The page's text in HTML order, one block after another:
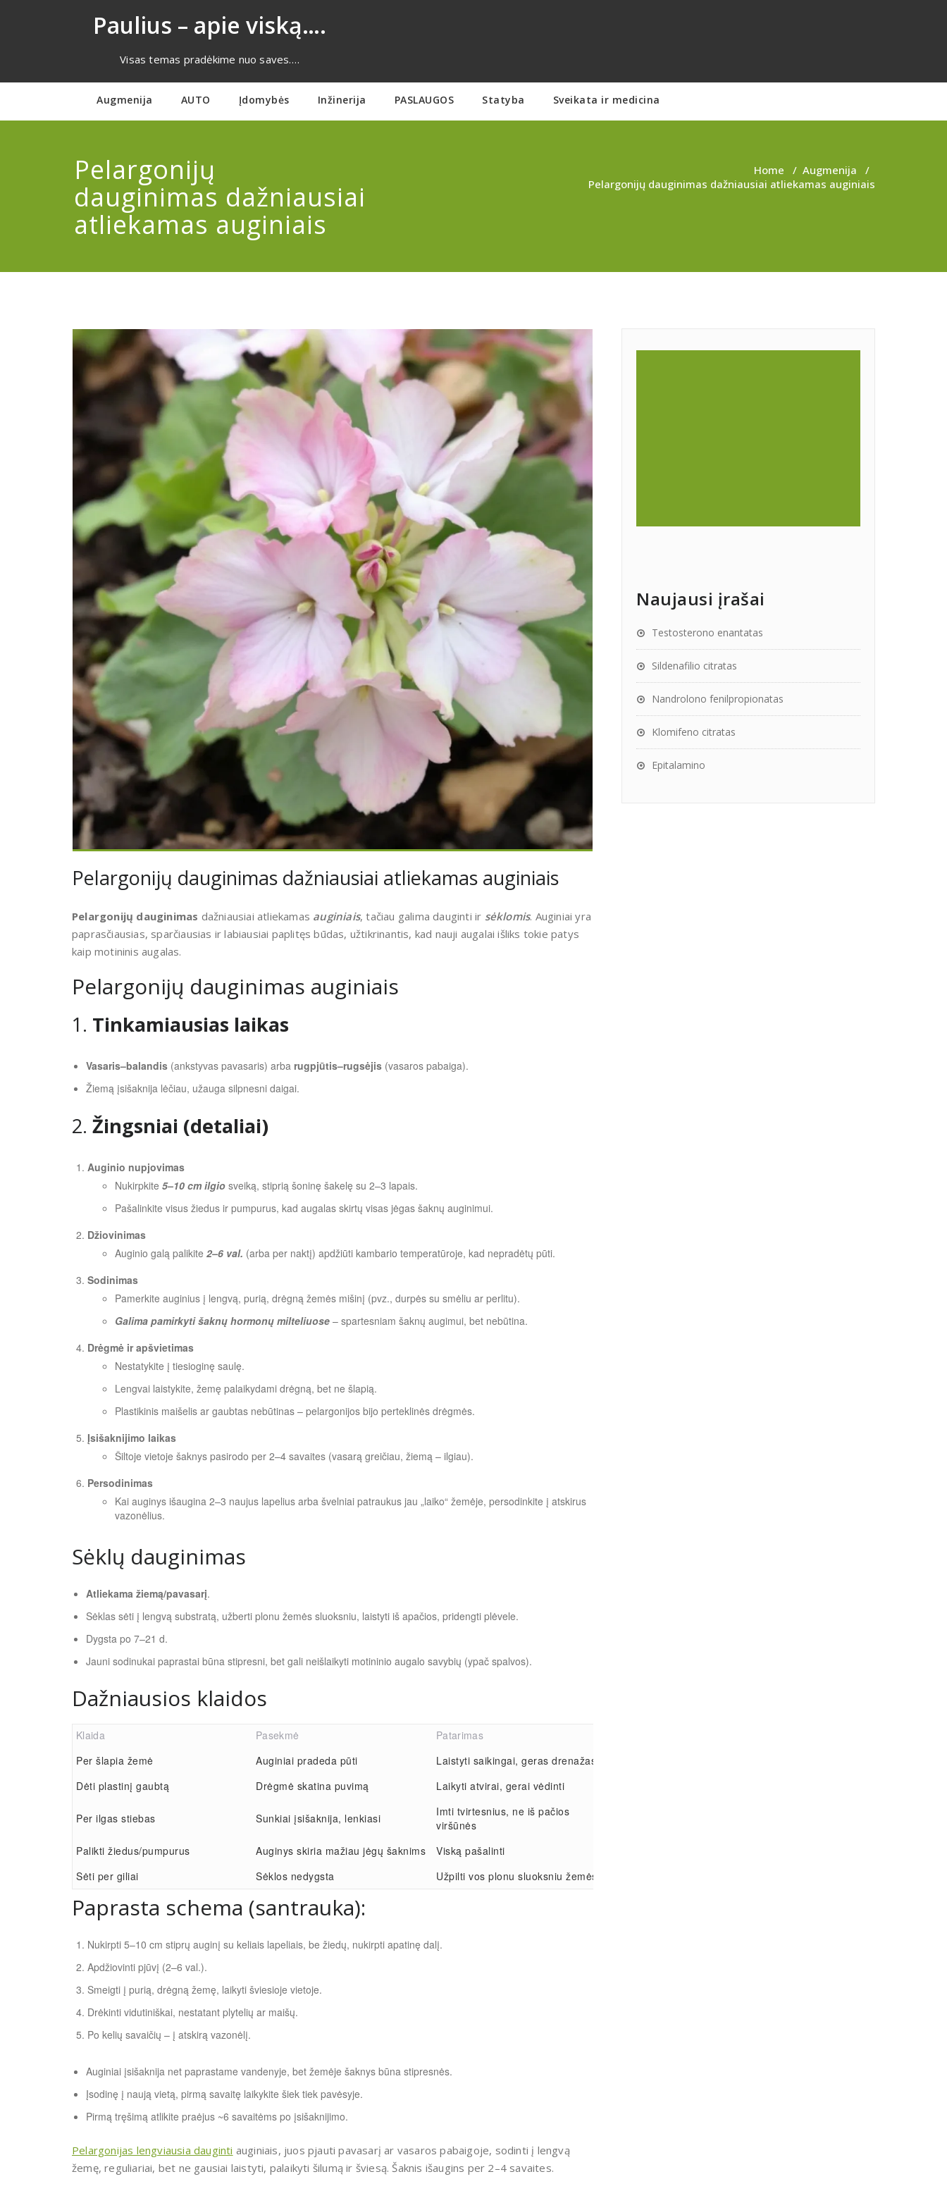
Paulius – apie viską….
Visas temas pradėkime nuo saves….
Augmenija AUTO Įdomybės Inžinerija PASLAUGOS Statyba Sveikata ir medicina
Pelargonijų
dauginimas dažniausiai
atliekamas auginiais
Home / Augmenija /
Pelargonijų dauginimas dažniausiai atliekamas auginiais
Pelargonijų dauginimas dažniausiai atliekamas auginiais
Pelargonijų dauginimas dažniausiai atliekamas auginiais, tačiau galima dauginti ir sėklomis. Auginiai yra
paprasčiausias, sparčiausias ir labiausiai paplitęs būdas, užtikrinantis, kad nauji augalai išliks tokie patys
kaip motininis augalas.
Pelargonijų dauginimas auginiais
1. Tinkamiausias laikas
Vasaris–balandis (ankstyvas pavasaris) arba rugpjūtis–rugsėjis (vasaros pabaiga).
Žiemą įsišaknija lėčiau, užauga silpnesni daigai.
2. Žingsniai (detaliai)
Auginio nupjovimas
Nukirpkite 5–10 cm ilgiosveiką, stiprią šoninę šakelę su 2–3 lapais.
Pašalinkite visus žiedus ir pumpurus, kad augalas skirtų visas jėgas šaknų auginimui.
Džiovinimas
Auginio galą palikite 2–6 val. (arba per naktį) apdžiūti kambario temperatūroje, kad nepradėtų pūti.
Sodinimas
Pamerkite auginius į lengvą, purią, drėgną žemės mišinį (pvz., durpės su smėliu ar perlitu).
Galima pamirkyti šaknų hormonų milteliuose– spartesniam šaknų augimui, bet nebūtina.
Drėgmė ir apšvietimas
Nestatykite į tiesioginę saulę.
Lengvai laistykite, žemę palaikydami drėgną, bet ne šlapią.
Plastikinis maišelis ar gaubtas nebūtinas – pelargonijos bijo perteklinės drėgmės.
Įsišaknijimo laikas
Šiltoje vietoje šaknys pasirodo per 2–4 savaites (vasarą greičiau, žiemą – ilgiau).
Persodinimas
Kai auginys išaugina 2–3 naujus lapelius arba švelniai patraukus jau „laiko“ žemėje, persodinkite į atskirus
vazonėlius.
Sėklų dauginimas
Atliekama žiemą/pavasarį.
Sėklas sėti į lengvą substratą, užberti plonu žemės sluoksniu, laistyti iš apačios, pridengti plėvele.
Dygsta po 7–21 d.
Jauni sodinukai paprastai būna stipresni, bet gali neišlaikyti motininio augalo savybių (ypač spalvos).
Dažniausios klaidos
Klaida Pasekmė
Patarimas
Per šlapia žemė
Auginiai pradeda pūti
Laistyti saikingai, geras drenažas
Dėti plastinį gaubtą
Drėgmė skatina puvimą Laikyti atvirai, gerai vėdinti
Per ilgas stiebas Sunkiai įsišaknija, lenkiasi
Imti tvirtesnius, ne iš pačios
viršūnės
Palikti žiedus/pumpurus
Auginys skiria mažiau jėgų šaknims
Viską pašalinti
Sėti per giliai
Sėklos nedygsta Užpilti vos plonu sluoksniu žemės
Paprasta schema (santrauka):
Nukirpti 5–10 cm stiprų auginį su keliais lapeliais, be žiedų, nukirpti apatinę dalį.
Apdžiovinti pjūvį (2–6 val.).
Smeigti į purią, drėgną žemę, laikyti šviesioje vietoje.
Drėkinti vidutiniškai, nestatant plytelių ar maišų.
Po kelių savaičių – į atskirą vazonėlį.
Auginiai įsišaknija net paprastame vandenyje, bet žemėje šaknys būna stipresnės.
Įsodinę į naują vietą, pirmą savaitę laikykite šiek tiek pavėsyje.
Pirmą tręšimą atlikite praėjus ~6 savaitėms po įsišaknijimo.
Pelargonijas lengviausia dauginti auginiais, juos pjauti pavasarį ar vasaros pabaigoje, sodinti į lengvą
žemę, reguliariai, bet ne gausiai laistyti, palaikyti šilumą ir šviesą. Šaknis išaugins per 2–4 savaites.
Naujausi įrašai
Testosterono enantatas
Sildenafilio citratas
Nandrolono fenilpropionatas
Klomifeno citratas
Epitalamino